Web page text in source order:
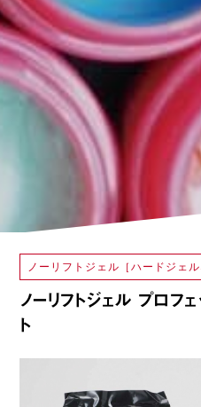
ノーリフトジェル［ハードジェル
ノーリフトジェル プロフ
ト